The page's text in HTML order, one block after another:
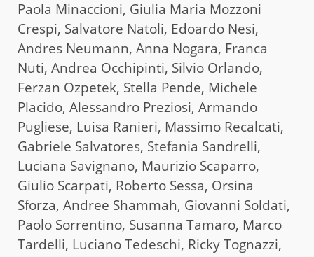
Paola Minaccioni, Giulia Maria Mozzoni
Crespi, Salvatore Natoli, Edoardo Nesi,
Andres Neumann, Anna Nogara, Franca
Nuti, Andrea Occhipinti, Silvio Orlando,
Ferzan Ozpetek, Stella Pende, Michele
Placido, Alessandro Preziosi, Armando
Pugliese, Luisa Ranieri, Massimo Recalcati,
Gabriele Salvatores, Stefania Sandrelli,
Luciana Savignano, Maurizio Scaparro,
Giulio Scarpati, Roberto Sessa, Orsina
Sforza, Andree Shammah, Giovanni Soldati,
Paolo Sorrentino, Susanna Tamaro, Marco
Tardelli, Luciano Tedeschi, Ricky Tognazzi,